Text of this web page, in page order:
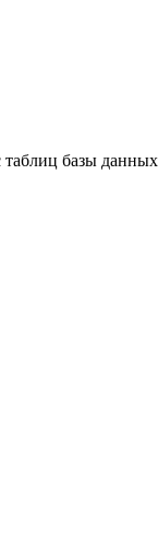
таблиц базы